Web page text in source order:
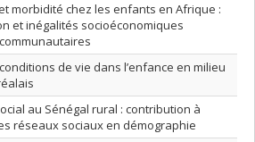
morbidité chez les enfants en Afrique :
et inégalités socioéconomiques
de vie dans l’enfance en milieu
au Sénégal rural : contribution à
réseaux sociaux en démographie